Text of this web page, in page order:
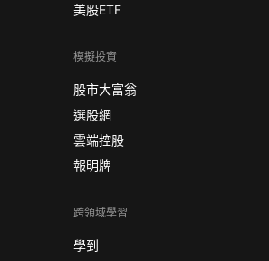
美股ETF
模擬投資
股市大富翁
選股網
雲端控股
報明牌
跨領域學習
學到